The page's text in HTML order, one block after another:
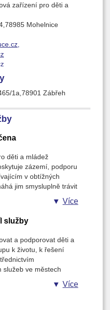
zařízení pro děti a
Mohelnice
1a,78901 Zábřeh
děti a mládež
zázemí, podporu
v obtížných
jim smysluplně trávit
jsou děti a mládež ve
Více
služby
a podporovat děti a
k životu, k řešení
služeb ve městech
Více